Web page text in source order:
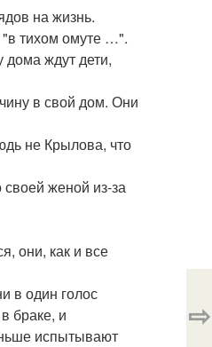
на жизнь.
тихом омуте …".
ждут дети,
в свой дом. Они
не Крылова, что
своей женой из-за
они, как и все
в один голос
браке, и
испытывают
⇨